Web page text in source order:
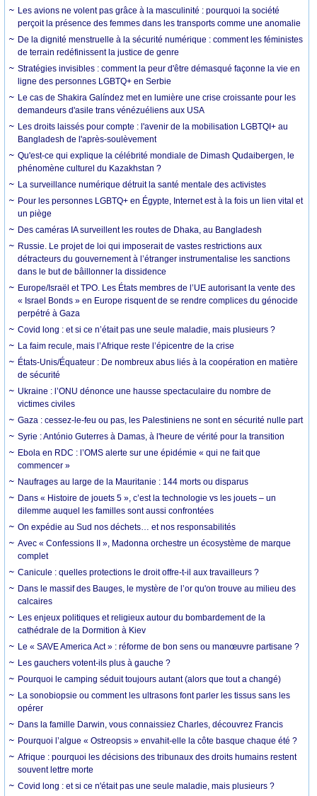
Les avions ne volent pas grâce à la masculinité : pourquoi la société
perçoit la présence des femmes dans les transports comme une anomalie
De la dignité menstruelle à la sécurité numérique : comment les féministes
de terrain redéfinissent la justice de genre
Stratégies invisibles : comment la peur d'être démasqué façonne la vie en
ligne des personnes LGBTQ+ en Serbie
Le cas de Shakira Galíndez met en lumière une crise croissante pour les
demandeurs d'asile trans vénézuéliens aux USA
Les droits laissés pour compte : l'avenir de la mobilisation LGBTQI+ au
Bangladesh de l'après-soulèvement
Qu'est-ce qui explique la célébrité mondiale de Dimash Qudaibergen, le
phénomène culturel du Kazakhstan ?
La surveillance numérique détruit la santé mentale des activistes
Pour les personnes LGBTQ+ en Égypte, Internet est à la fois un lien vital et
un piège
Des caméras IA surveillent les routes de Dhaka, au Bangladesh
Russie. Le projet de loi qui imposerait de vastes restrictions aux
détracteurs du gouvernement à l’étranger instrumentalise les sanctions
dans le but de bâillonner la dissidence
Europe/Israël et TPO. Les États membres de l’UE autorisant la vente des
« Israel Bonds » en Europe risquent de se rendre complices du génocide
perpétré à Gaza
Covid long : et si ce n’était pas une seule maladie, mais plusieurs ?
La faim recule, mais l’Afrique reste l’épicentre de la crise
États-Unis/Équateur : De nombreux abus liés à la coopération en matière
de sécurité
Ukraine : l’ONU dénonce une hausse spectaculaire du nombre de
victimes civiles
Gaza : cessez-le-feu ou pas, les Palestiniens ne sont en sécurité nulle part
Syrie : António Guterres à Damas, à l'heure de vérité pour la transition
Ebola en RDC : l’OMS alerte sur une épidémie « qui ne fait que
commencer »
Naufrages au large de la Mauritanie : 144 morts ou disparus
Dans « Histoire de jouets 5 », c’est la technologie vs les jouets – un
dilemme auquel les familles sont aussi confrontées
On expédie au Sud nos déchets… et nos responsabilités
Avec « Confessions II », Madonna orchestre un écosystème de marque
complet
Canicule : quelles protections le droit offre-t-il aux travailleurs ?
Dans le massif des Bauges, le mystère de l’or qu'on trouve au milieu des
calcaires
Les enjeux politiques et religieux autour du bombardement de la
cathédrale de la Dormition à Kiev
Le « SAVE America Act » : réforme de bon sens ou manœuvre partisane ?
Les gauchers votent-ils plus à gauche ?
Pourquoi le camping séduit toujours autant (alors que tout a changé)
La sonobiopsie ou comment les ultrasons font parler les tissus sans les
opérer
Dans la famille Darwin, vous connaissiez Charles, découvrez Francis
Pourquoi l’algue « Ostreopsis » envahit-elle la côte basque chaque été ?
Afrique : pourquoi les décisions des tribunaux des droits humains restent
souvent lettre morte
Covid long : et si ce n'était pas une seule maladie, mais plusieurs ?